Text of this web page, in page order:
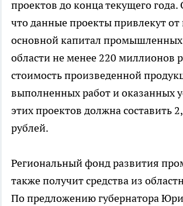
проектов до конца текущего года.
что данные проекты привлекут от
основной капитал
области не менее 220 миллионов
стоимость произведенной
выполненных работ и оказанных
этих проектов должна составить
рублей.
Региональный фонд развития
также получит средства из
По предложению губернатора